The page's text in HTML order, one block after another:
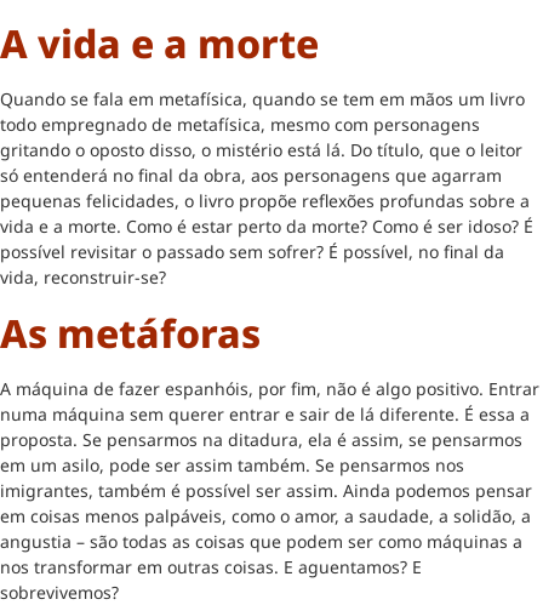
A vida e a morte
Quando se fala em metafísica, quando se tem em mãos um livro
todo empregnado de metafísica, mesmo com personagens
gritando o oposto disso, o mistério está lá. Do título, que o leitor
só entenderá no final da obra, aos personagens que agarram
pequenas felicidades, o livro propõe reflexões profundas sobre a
vida e a morte. Como é estar perto da morte? Como é ser idoso? É
possível revisitar o passado sem sofrer? É possível, no final da
vida, reconstruir-se?
As metáforas
A máquina de fazer espanhóis, por fim, não é algo positivo. Entrar
numa máquina sem querer entrar e sair de lá diferente. É essa a
proposta. Se pensarmos na ditadura, ela é assim, se pensarmos
em um asilo, pode ser assim também. Se pensarmos nos
imigrantes, também é possível ser assim. Ainda podemos pensar
em coisas menos palpáveis, como o amor, a saudade, a solidão, a
angustia – são todas as coisas que podem ser como máquinas a
nos transformar em outras coisas. E aguentamos? E
sobrevivemos?